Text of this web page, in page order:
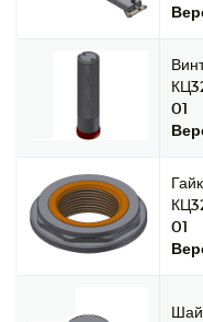
01
01